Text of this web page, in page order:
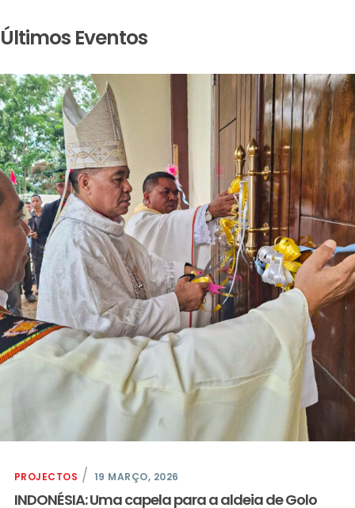
Últimos Eventos
PROJECTOS 19 MARÇO, 2026
INDONÉSIA: Uma capela para a aldeia de Golo